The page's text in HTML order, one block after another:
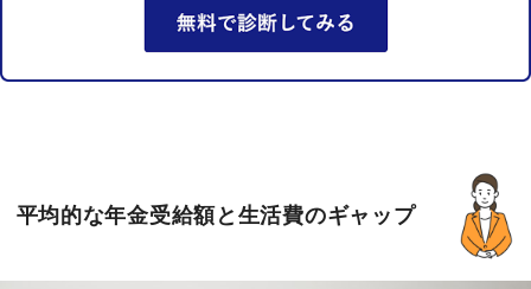
平均的な年金受給額と生活費のギャップ